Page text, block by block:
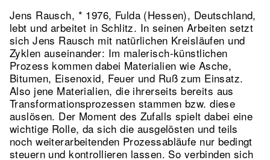
Jens Rausch, * 1976, Fulda (Hessen), Deutschland,
lebt und arbeitet in Schlitz. In seinen Arbeiten setzt
sich Jens Rausch mit natürlichen Kreisläufen und
Zyklen auseinander: Im malerisch-künstlichen
Prozess kommen dabei Materialien wie Asche,
Bitumen, Eisenoxid, Feuer und Ruß zum Einsatz.
Also jene Materialien, die ihrerseits bereits aus
Transformationsprozessen stammen bzw. diese
auslösen. Der Moment des Zufalls spielt dabei eine
wichtige Rolle, da sich die ausgelösten und teils
noch weiterarbeitenden Prozessabläufe nur bedingt
steuern und kontrollieren lassen. So verbinden sich